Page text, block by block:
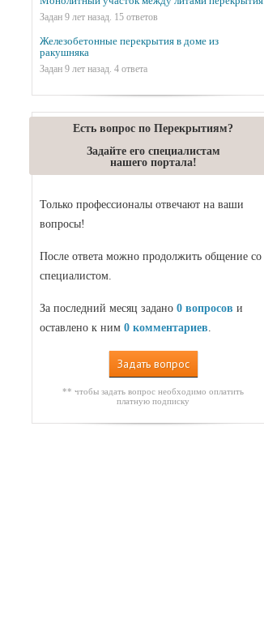
Задан 9 лет назад. 15 ответов
Железобетонные перекрытия в доме из
ракушняка
Задан 9 лет назад. 4 ответа
Есть вопрос по Перекрытиям?
Задайте его специалистам
нашего портала!
Только профессионалы отвечают на ваши
вопросы!
После ответа можно продолжить общение со
специалистом.
За последний месяц задано 0 вопросов и
оставлено к ним 0 комментариев
Задать вопрос
** чтобы задать вопрос необходимо оплатить
платную подписку